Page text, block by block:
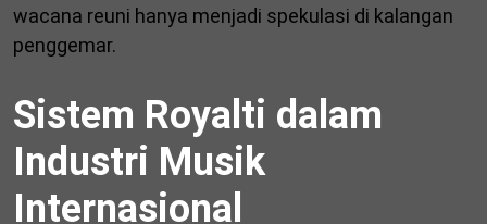
wacana reuni hanya menjadi spekulasi di kalangan
penggemar.
Sistem Royalti dalam
Industri Musik
Internasional